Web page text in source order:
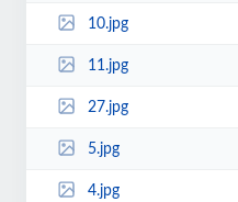
10.jpg
11.jpg
27.jpg
5.jpg
4.jpg